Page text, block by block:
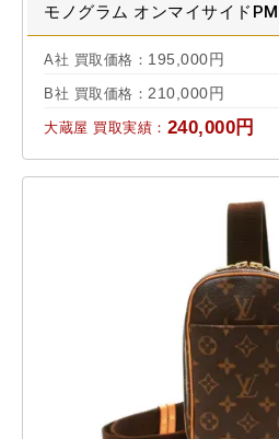
モノグラム オンマイサイド
買取実績 2024.02
A社 買取価格： 195,000円
B社 買取価格： 210,000円
大蔵屋 買取実績： 240,000円